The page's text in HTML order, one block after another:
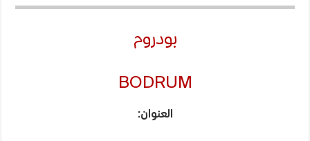
بودروم
BODRUM
العنوان: